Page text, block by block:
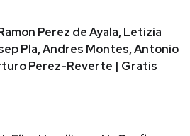
Perez de Ayala, Letizia
Pla, Andres Montes, Antonio
Perez-Reverte | Gratis